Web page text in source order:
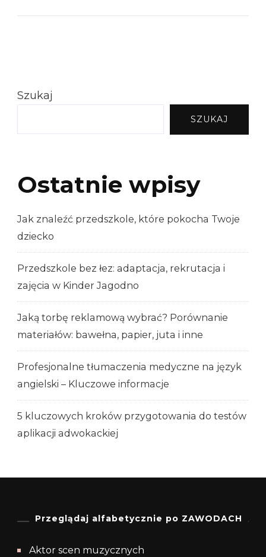
Szukaj
SZUKAJ
Ostatnie wpisy
Jak znaleźć przedszkole, które pokocha Twoje
dziecko
Przedszkole bez łez: adaptacja, rekrutacja i
zajęcia w Kinder Jagodno
Jaką torbę reklamową wybrać? Porównanie
materiałów: bawełna, papier, juta i inne
Profesjonalne tłumaczenia medyczne na język
angielski – Kluczowe informacje
5 kluczowych kroków przygotowania do testów
aplikacji adwokackiej
Przeglądaj alfabetycznie po ZAWODACH
Aktor scen muzycznych